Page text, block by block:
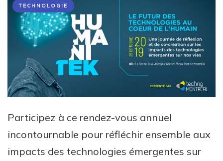
TECHNOLOGIE
Participez à ce rendez-vous annuel
incontournable pour réfléchir ensemble aux
impacts des technologies émergentes sur